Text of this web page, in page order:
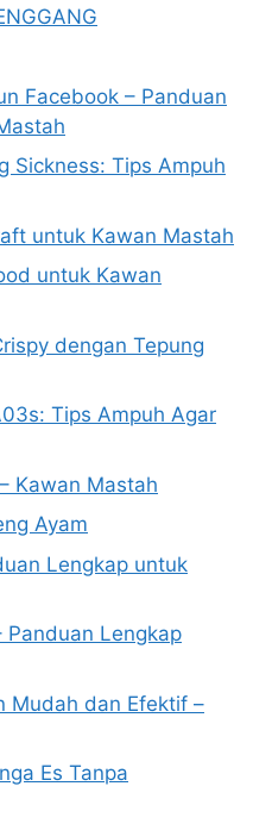
Facebook – Panduan
Sickness: Tips Ampuh
untuk Kawan Mastah
untuk Kawan
dengan Tepung
Tips Ampuh Agar
Kawan Mastah
Ayam
Lengkap untuk
Panduan Lengkap
Mudah dan Efektif –
Es Tanpa